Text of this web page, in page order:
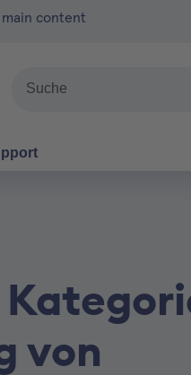
content
Suche
von